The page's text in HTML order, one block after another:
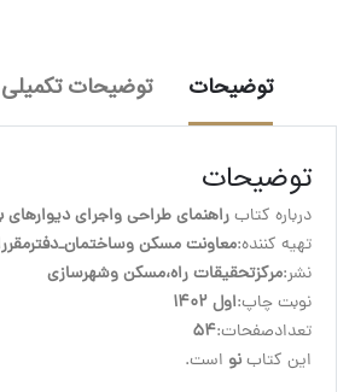
توضیحات توضیحات تکمیلی
توضیحات
درباره کتاب راهنمای طراحی واجرای دیوارهای
تهیه کننده:معاونت مسکن
نشر:مرکزتحقیقات راه،مسکن وشهرسازی
نوبت چاپ:اول 1402
تعدادصفحات:54
این کتاب نو است.